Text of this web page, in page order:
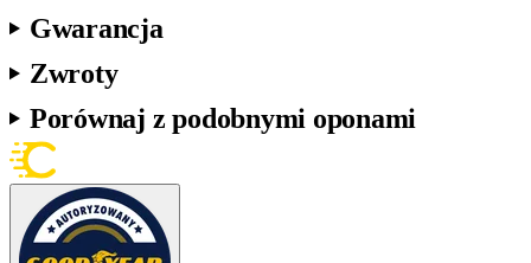
Gwarancja
Zwroty
Porównaj z podobnymi oponami